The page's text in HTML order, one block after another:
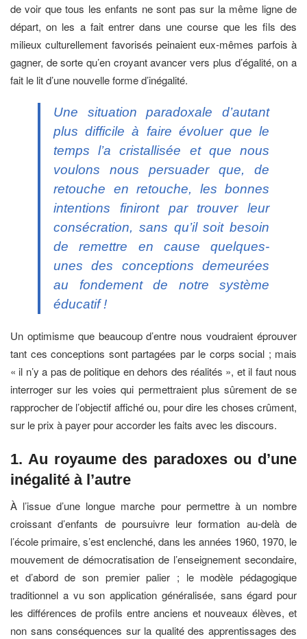
de voir que tous les enfants ne sont pas sur la même ligne de
départ, on les a fait entrer dans une course que les fils des
milieux culturellement favorisés peinaient eux-mêmes parfois à
gagner, de sorte qu’en croyant avancer vers plus d’égalité, on a
fait le lit d’une nouvelle forme d’inégalité.
Une situation paradoxale d’autant
plus difficile à faire évoluer que le
temps l’a cristallisée et que nous
voulons nous persuader que, de
retouche en retouche, les bonnes
intentions finiront par trouver leur
consécration, sans qu’il soit besoin
de remettre en cause quelques-
unes des conceptions demeurées
au fondement de notre système
éducatif !
Un optimisme que beaucoup d’entre nous voudraient éprouver
tant ces conceptions sont partagées par le corps social ; mais
« il n’y a pas de politique en dehors des réalités », et il faut nous
interroger sur les voies qui permettraient plus sûrement de se
rapprocher de l’objectif affiché ou, pour dire les choses crûment,
sur le prix à payer pour accorder les faits avec les discours.
1. Au royaume des paradoxes ou d’une
inégalité à l’autre
À l’issue d’une longue marche pour permettre à un nombre
croissant d’enfants de poursuivre leur formation au-delà de
l’école primaire, s’est enclenché, dans les années 1960, 1970, le
mouvement de démocratisation de l’enseignement secondaire,
et d’abord de son premier palier ; le modèle pédagogique
traditionnel a vu son application généralisée, sans égard pour
les différences de profils entre anciens et nouveaux élèves, et
non sans conséquences sur la qualité des apprentissages des